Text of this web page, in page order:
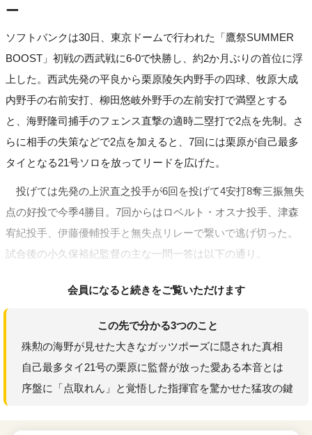
ー
ソフトバンクは30日、東京ドームで行われた「鷹祭SUMMER
BOOST」初戦の西武戦に6-0で快勝し、約2か月ぶりの首位に浮
上した。西武先発の平良から栗原陵矢内野手の四球、牧原大成
内野手の右前安打、柳田悠岐外野手の左前安打で満塁とする
と、海野隆司捕手のフェンス直撃の適時二塁打で2点を先制。さ
らに相手の失策などで2点を加えると、7回には栗原が自己最多
タイとなる21号ソロを放ってリードを広げた。
投げては先発の上沢直之投手が6回を投げて4安打8奪三振無失
点の好投で今季4勝目。7回からはロベルト・オスナ投手、津森
宥紀投手、伊藤優輔投手と無失点リレーで繋いで逃げ切った。
試合後の小久保裕紀監督の主な一問一答は以下の通り。
会員になると続きをご覧いただけます
この先で分かる3つのこと
殊勲の海野が見せた大きなガッツポーズに隠された真相
自己最多タイ21号の栗原に監督が放った愛ある本音とは
序盤に「点取れん」と覚悟した指揮官を驚かせた猛攻の鍵